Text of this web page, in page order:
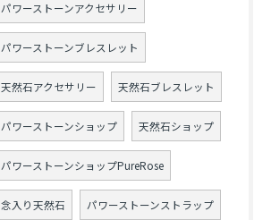
パワーストーンアクセサリー
パワーストーンブレスレット
天然石アクセサリー 天然石ブレスレット
パワーストーンショップ 天然石ショップ
パワーストーンショップPureRose
念入り天然石 パワーストーンストラップ